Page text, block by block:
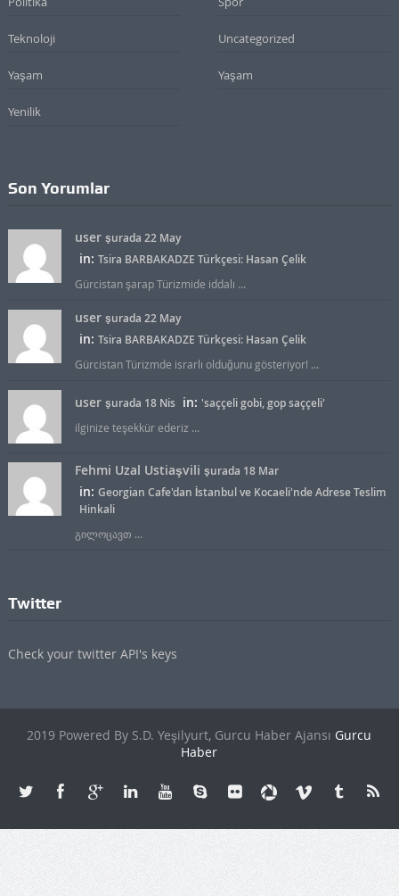
Teknoloji Uncategorized
Yaşam Yaşam
Yenilik
Son Yorumlar
user şurada 22 May
in: Tsira BARBAKADZE Türkçesi: Hasan Çelik
Gürcistan şarap Türizmide iddalı ...
user şurada 22 May
in: Tsira BARBAKADZE Türkçesi: Hasan Çelik
Gürcistan Türizmde israrlı olduğunu gösteriyor! ...
user şurada 18 Nis in: 'saççeli gobi, gop saççeli'
ilginize teşekkür ederiz ...
Fehmi Uzal Ustiaşvili şurada 18 Mar
in: Georgian Cafe'dan İstanbul ve Kocaeli'nde Adrese Teslim
Hinkali
გილოცავთ ...
Twitter
Check your twitter API's keys
2019 Powered By S.D. Yeşilyurt, Gurcu Haber Ajansı Gurcu
Haber